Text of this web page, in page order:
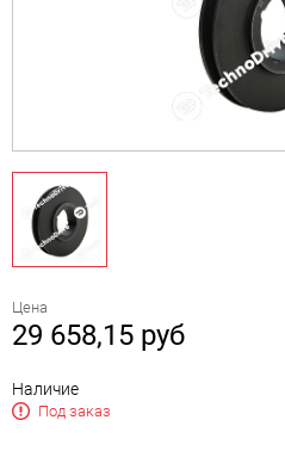
Цена
29 658,15 руб
Наличие
Под заказ